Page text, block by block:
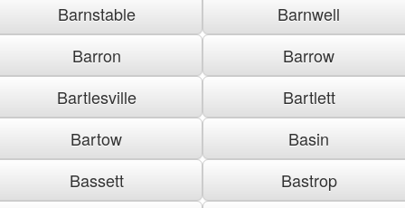
Barnstable
Barnwell
Barron
Barrow
Bartlesville
Bartlett
Bartow
Basin
Bassett
Bastrop